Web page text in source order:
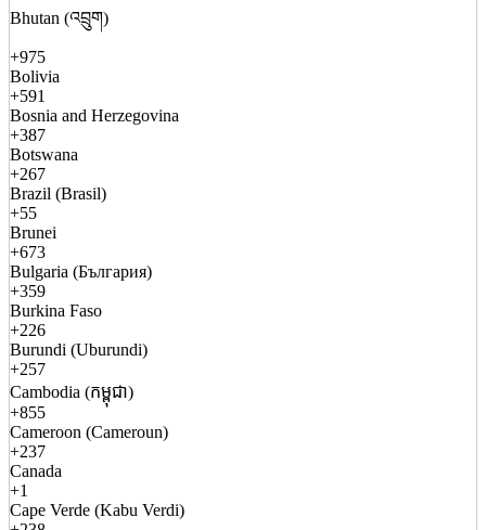
Bhutan (འབྲུག)
+975
Bolivia
+591
Bosnia and Herzegovina
+387
Botswana
+267
Brazil (Brasil)
+55
Brunei
+673
Bulgaria (България)
+359
Burkina Faso
+226
Burundi (Uburundi)
+257
Cambodia (កម្ពុជា)
+855
Cameroon (Cameroun)
+237
Canada
+1
Cape Verde (Kabu Verdi)